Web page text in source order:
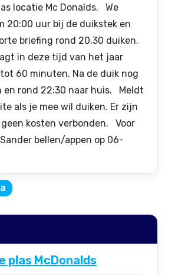
locatie Mc Donalds. We
20:00 uur bij de duikstek en
briefing rond 20.30 duiken.
in deze tijd van het jaar
60 minuten. Na de duik nog
en rond 22:30 naar huis. Meldt
als je mee wil duiken. Er zijn
kosten verbonden. Voor
bellen/appen op 06-
plas McDonalds